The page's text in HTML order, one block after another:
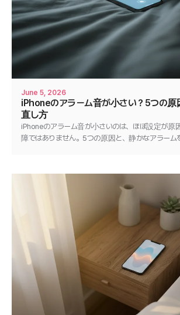
June 5, 2026
iPhoneのアラーム音が小さい？5つの原
直し方
iPhoneのアラーム音が小さいのは、ほぼ設定が原
障ではありません。5つの原因と、静かなアラーム